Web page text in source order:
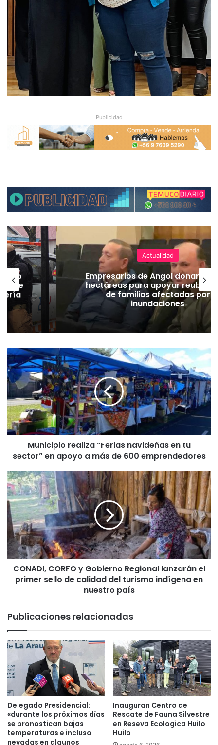
Publicidad
de
Actualidad
Empresarios de Angol donan
hectáreas para apoyar
de familias afectadas por
inundaciones
M
u
n
i
c
i
p
i
o
l
i
z
a
“
r
i
i
d
e
ñ
s
e
n
u
s
e
c
Municipio realiza “Ferias navideñas en tu
sector” en apoyo a más de 600 emprendedores
C
O
N
A
D
C
O
o
b
i
e
n
o
R
e
i
o
n
CONADI, CORFO y Gobierno Regional lanzarán el
primer sello de calidad del turismo indígena en
nuestro país
Publicaciones relacionadas
Delegado Presidencial:
«durante los próximos días
se pronostican bajas
temperaturas e incluso
nevadas en algunos
Inauguran Centro de
Rescate de Fauna Silvestre
en Reseva Ecologica Huilo
Huilo